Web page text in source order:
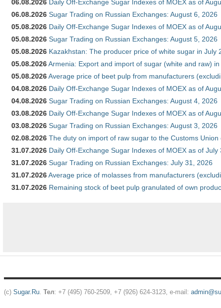
06.08.2026 Daily Off-Exchange Sugar Indexes of MOEX as of
06.08.2026 Sugar Trading on Russian Exchanges: August 6, 2026
05.08.2026 Daily Off-Exchange Sugar Indexes of MOEX as of
05.08.2026 Sugar Trading on Russian Exchanges: August 5, 2026
05.08.2026 Kazakhstan: The producer price of white sugar in July
05.08.2026Armenia: Export and import of sugar (white and raw)
05.08.2026Average price of beet pulp from manufacturers
04.08.2026 Daily Off-Exchange Sugar Indexes of MOEX as of
04.08.2026 Sugar Trading on Russian Exchanges: August 4, 2026
03.08.2026 Daily Off-Exchange Sugar Indexes of MOEX as of
03.08.2026 Sugar Trading on Russian Exchanges: August 3, 2026
02.08.2026 The duty on import of raw sugar to the Customs
31.07.2026 Daily Off-Exchange Sugar Indexes of MOEX as of July
31.07.2026 Sugar Trading on Russian Exchanges: July 31, 2026
31.07.2026Average price of molasses from manufacturers
31.07.2026 Remaining stock of beet pulp granulated of own
(c) Sugar.Ru. Тел: +7 (495) 760-2509, +7 (926) 624-3123, e-mail: